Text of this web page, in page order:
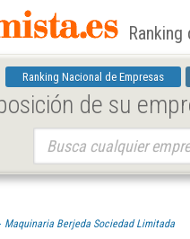
Ranking Nacional de Empresas
de su
Maquinaria Berjeda Sociedad Limitada